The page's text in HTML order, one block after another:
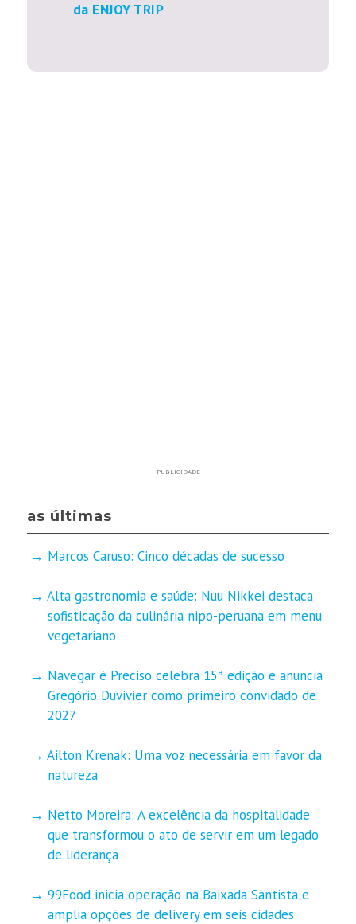
da ENJOY TRIP
PUBLICIDADE
as últimas
Marcos Caruso: Cinco décadas de sucesso
Alta gastronomia e saúde: Nuu Nikkei destaca
sofisticação da culinária nipo-peruana em menu
vegetariano
Navegar é Preciso celebra 15ª edição e anuncia
Gregório Duvivier como primeiro convidado de
2027
Ailton Krenak: Uma voz necessária em favor da
natureza
Netto Moreira: A excelência da hospitalidade
que transformou o ato de servir em um legado
de liderança
99Food inicia operação na Baixada Santista e
amplia opções de delivery em seis cidades